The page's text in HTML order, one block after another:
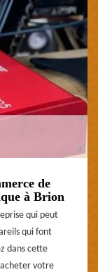
de
à Brion
qui peut
qui font
dans cette
votre